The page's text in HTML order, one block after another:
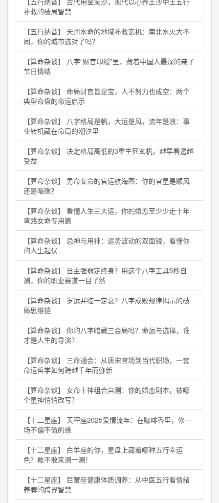
补救的破局智慧
【五行纳音】 天河水命的地域补救玄机：南北水火大不
同，你的城市选对了吗？
【算命杂谈】 八字“财官印绶”里，藏着中国人最深的亲子
节日情结
【算命杂谈】 命局财官皆是宝，人不努力也成空：两个
典型命盘的命运启示
【算命杂谈】 八字格局是帆，大运是风，流年是浪：事
业转机藏在命局的潮汐里
【算命杂谈】 决定格局高低的3重生死玄机，越早看透越
受益
【算命杂谈】 男命女命的官运航海图：你的官星是顺风
还是暗礁？
【算命杂谈】 看懂人生三大运，你的婚恋至少少走十年
弯路女命专用篇
【算命杂谈】 忌神与用神：运势波动的双面镜，看懂你
的人生起伏
【算命杂谈】 日主强弱定终身？用这个八字工具5秒自
测，你的职业赛道一目了然
【算命杂谈】 岁运并临一定衰？八字成败规律揭示的破
局思维链
【算命杂谈】 你的八字暗藏三会局吗？命运与选择，谁
才是人生的导演？
【算命杂谈】 三命通会：从唐宋官场到当代职场，一套
命运哲学如何跨越千年而弥新
【算命杂谈】 女命十神组合自测：你的婚恋剧本，被哪
个星神悄悄改写？
【十二星座】 天秤座2025爱情流年：在咖啡香里，修一
场不偏不倚的缘
【十二星座】 白羊座的你，星盘上藏着哪种五行幸运
色？敢不敢来测一测！
【十二星座】 巨蟹座健康体质调养：从中医五行看情绪
养脾的跨界智慧